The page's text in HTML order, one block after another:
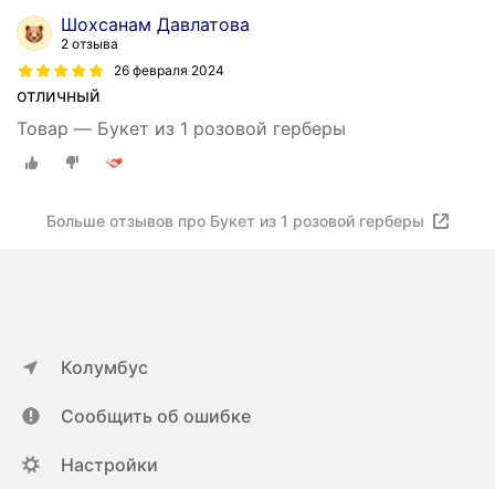
Шохсанам Давлатова
2 отзыва
26 февраля 2024
отличный
Товар — Букет из 1 розовой герберы
Больше отзывов про Букет из 1 розовой герберы
Колумбус
Сообщить об ошибке
Настройки